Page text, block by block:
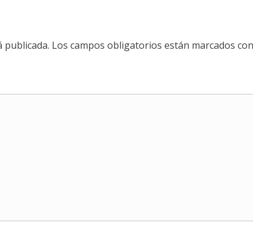
publicada. Los campos obligatorios están marcados con